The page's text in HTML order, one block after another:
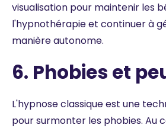
visualisation pour maintenir les
l'hypnothérapie et continuer à
manière autonome.
6. Phobies et
L'hypnose classique est une
pour surmonter les phobies. Au